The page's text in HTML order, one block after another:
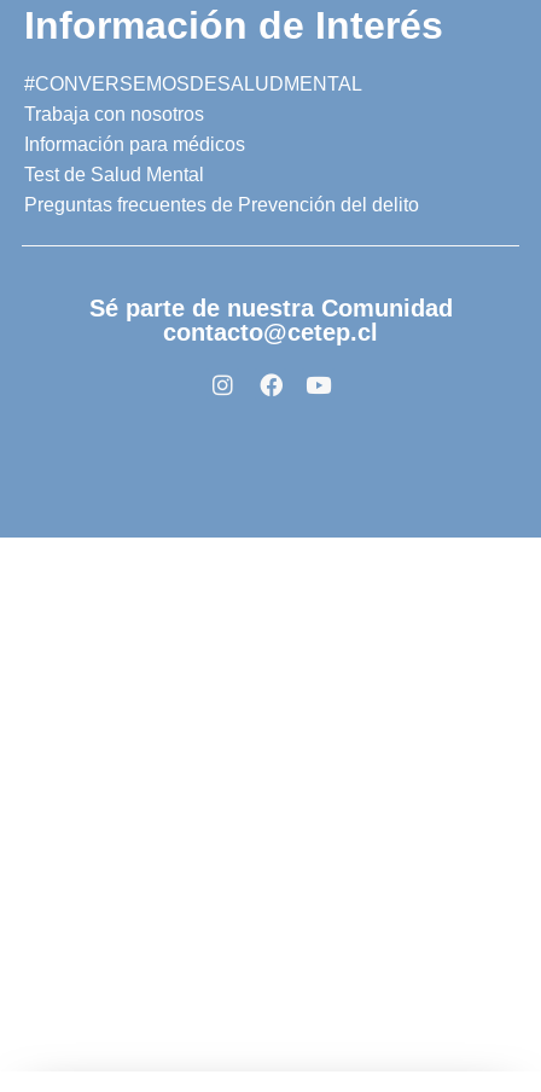
Información de Interés
#CONVERSEMOSDESALUDMENTAL
Trabaja con nosotros
Información para médicos
Test de Salud Mental
Preguntas frecuentes de Prevención del delito
Sé parte de nuestra Comunidad
contacto@cetep.cl